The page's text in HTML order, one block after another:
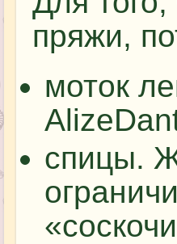
пряжи,
моток
спицы.